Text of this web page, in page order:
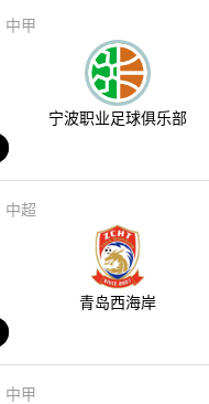
中甲
宁波职业足球俱乐部
中超
青岛西海岸
中甲